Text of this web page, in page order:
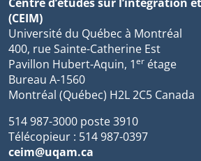
(CEIM)
Université du Québec à Montréal
400, rue Sainte-Catherine Est
Pavillon Hubert-Aquin, 1er étage
Bureau A-1560
Montréal (Québec) H2L 2C5 Canada
514 987-3000 poste 3910
Télécopieur : 514 987-0397
ceim@uqam.ca